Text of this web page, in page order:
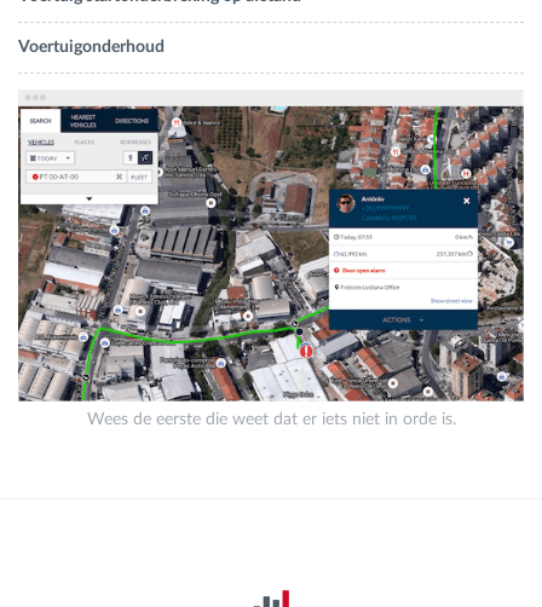
Voertuigonderhoud
Wees de eerste die weet dat er iets niet in orde is.